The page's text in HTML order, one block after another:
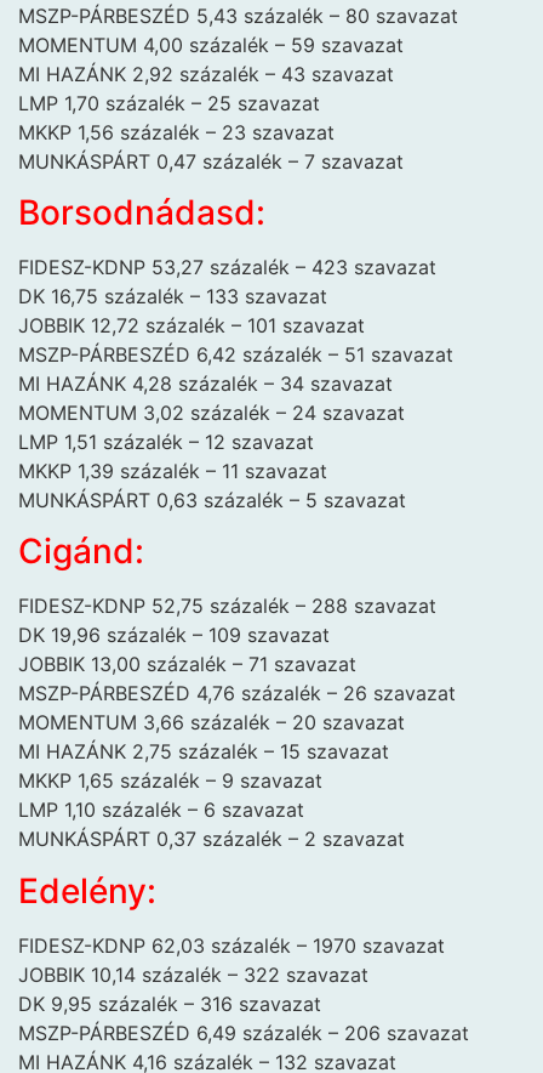
MSZP-PÁRBESZÉD 5,43 százalék – 80 szavazat
MOMENTUM 4,00 százalék – 59 szavazat
MI HAZÁNK 2,92 százalék – 43 szavazat
LMP 1,70 százalék – 25 szavazat
MKKP 1,56 százalék – 23 szavazat
MUNKÁSPÁRT 0,47 százalék – 7 szavazat
Borsodnádasd:
FIDESZ-KDNP 53,27 százalék – 423 szavazat
DK 16,75 százalék – 133 szavazat
JOBBIK 12,72 százalék – 101 szavazat
MSZP-PÁRBESZÉD 6,42 százalék – 51 szavazat
MI HAZÁNK 4,28 százalék – 34 szavazat
MOMENTUM 3,02 százalék – 24 szavazat
LMP 1,51 százalék – 12 szavazat
MKKP 1,39 százalék – 11 szavazat
MUNKÁSPÁRT 0,63 százalék – 5 szavazat
Cigánd:
FIDESZ-KDNP 52,75 százalék – 288 szavazat
DK 19,96 százalék – 109 szavazat
JOBBIK 13,00 százalék – 71 szavazat
MSZP-PÁRBESZÉD 4,76 százalék – 26 szavazat
MOMENTUM 3,66 százalék – 20 szavazat
MI HAZÁNK 2,75 százalék – 15 szavazat
MKKP 1,65 százalék – 9 szavazat
LMP 1,10 százalék – 6 szavazat
MUNKÁSPÁRT 0,37 százalék – 2 szavazat
Edelény:
FIDESZ-KDNP 62,03 százalék – 1970 szavazat
JOBBIK 10,14 százalék – 322 szavazat
DK 9,95 százalék – 316 szavazat
MSZP-PÁRBESZÉD 6,49 százalék – 206 szavazat
MI HAZÁNK 4,16 százalék – 132 szavazat